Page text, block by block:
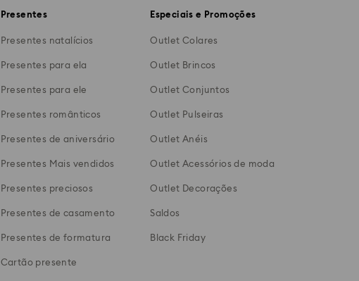
Presentes
Presentes natalícios
Presentes para ela
Presentes para ele
Presentes românticos
Presentes de aniversário
Presentes Mais vendidos
Presentes preciosos
Presentes de casamento
Presentes de formatura
Cartão presente
Especiais e Promoções
Outlet Colares
Outlet Brincos
Outlet Conjuntos
Outlet Pulseiras
Outlet Anéis
Outlet Acessórios de moda
Outlet Decorações
Saldos
Black Friday